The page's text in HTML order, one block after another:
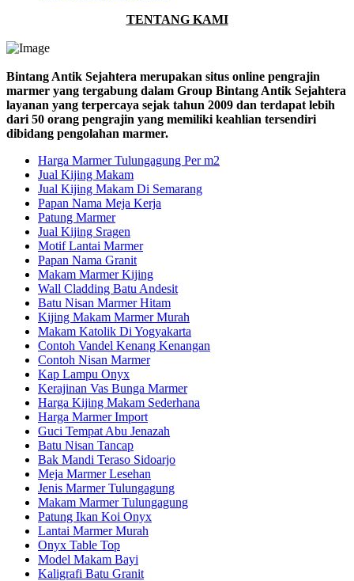
TENTANG KAMI
Bintang Antik Sejahtera merupakan situs online pengrajin
marmer yang tergabung dalam Group Bintang Antik Sejahtera
layanan yang terpercaya sejak tahun 2009 dan terdapat lebih
dari 50 orang pengrajin yang memiliki keahlian tersendiri
dibidang pengolahan marmer.
Harga Marmer Tulungagung Per m2
Jual Kijing Makam
Jual Kijing Makam Di Semarang
Papan Nama Meja Kerja
Patung Marmer
Jual Kijing Sragen
Motif Lantai Marmer
Papan Nama Granit
Makam Marmer Kijing
Wall Cladding Batu Andesit
Batu Nisan Marmer Hitam
Kijing Makam Marmer Murah
Makam Katolik Di Yogyakarta
Contoh Vandel Kenang Kenangan
Contoh Nisan Marmer
Kap Lampu Onyx
Kerajinan Vas Bunga Marmer
Harga Kijing Makam Sederhana
Harga Marmer Import
Guci Tempat Abu Jenazah
Batu Nisan Tancap
Bak Mandi Teraso Sidoarjo
Meja Marmer Lesehan
Jenis Marmer Tulungagung
Makam Marmer Tulungagung
Patung Ikan Koi Onyx
Lantai Marmer Murah
Onyx Table Top
Model Makam Bayi
Kaligrafi Batu Granit